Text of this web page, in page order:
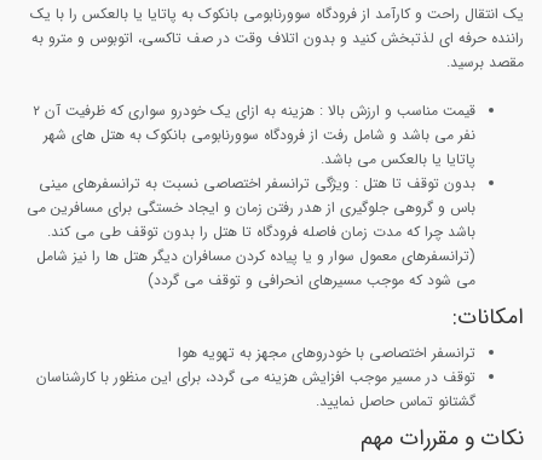
یک انتقال راحت و کارآمد از فرودگاه سوورنابومی بانکوک به پاتایا یا بالعکس را با یک
راننده حرفه ای لذتبخش کنید و بدون اتلاف وقت در صف تاکسی، اتوبوس و مترو به
مقصد برسید.
قیمت مناسب و ارزش بالا :
هزینه به ازای یک خودرو سواری که ظرفیت آن ۲
نفر می باشد و شامل رفت از فرودگاه سوورنابومی بانکوک به هتل های شهر
پاتایا یا بالعکس می باشد.
بدون توقف تا هتل : ویژگی ترانسفر اختصاصی نسبت به ترانسفرهای مینی
باس و گروهی جلوگیری از هدر رفتن زمان و ایجاد خستگی برای مسافرین می
باشد چرا که مدت زمان فاصله فرودگاه تا هتل را بدون توقف طی می کند.
(ترانسفرهای معمول سوار و یا پیاده کردن مسافران دیگر هتل ها را نیز شامل
می شود که موجب مسیرهای انحرافی و توقف می گردد)
امکانات:
ترانسفر اختصاصی با خودروهای مجهز به تهویه هوا
توقف در مسیر موجب افزایش هزینه می گردد، برای این منظور با کارشناسان
گشتانو تماس حاصل نمایید.
نکات و مقررات مهم